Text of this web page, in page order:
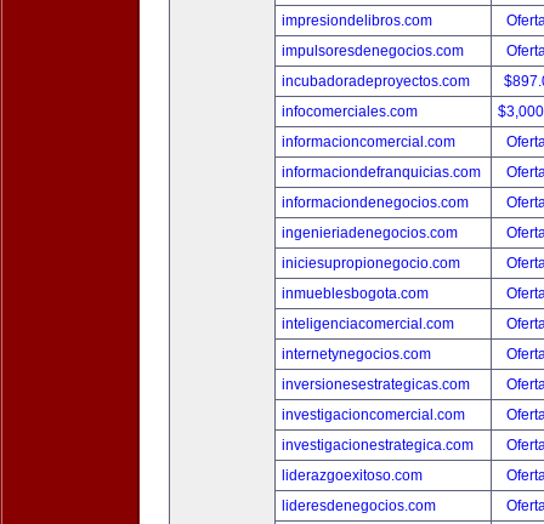
impresiondelibros.com
impulsoresdenegocios.com
incubadoradeproyectos.com
infocomerciales.com
informacioncomercial.com
informaciondefranquicias.com
informaciondenegocios.com
ingenieriadenegocios.com
iniciesupropionegocio.com
inmueblesbogota.com
inteligenciacomercial.com
internetynegocios.com
inversionesestrategicas.com
investigacioncomercial.com
investigacionestrategica.com
liderazgoexitoso.com
lideresdenegocios.com